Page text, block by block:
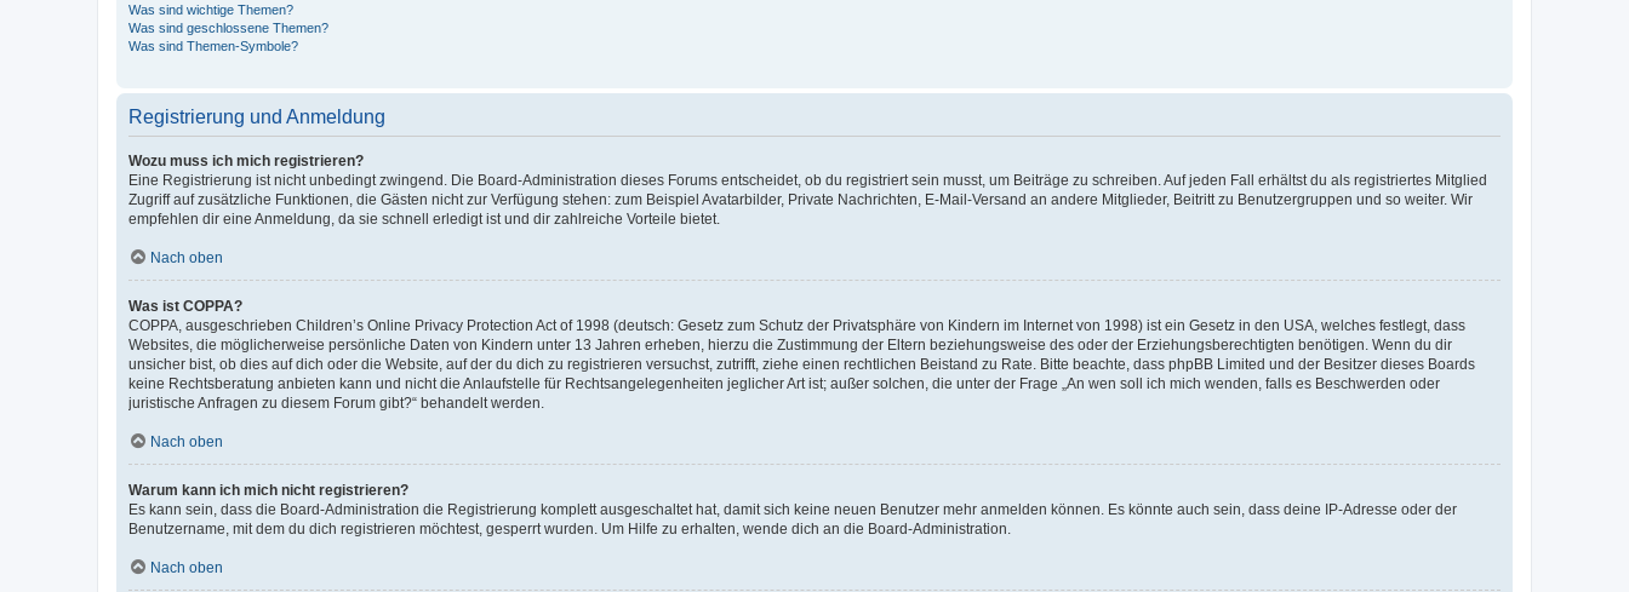
Was sind wichtige Themen?
Was sind geschlossene Themen?
Was sind Themen-Symbole?
Registrierung und Anmeldung
Wozu muss ich mich registrieren?
Eine Registrierung ist nicht unbedingt zwingend. Die Board-Administration dieses Forums entscheidet, ob du registriert sein musst, um Beiträge zu schreiben. Auf jeden Fall erhältst du als registriertes Mitglied
Zugriff auf zusätzliche Funktionen, die Gästen nicht zur Verfügung stehen: zum Beispiel Avatarbilder, Private Nachrichten, E-Mail-Versand an andere Mitglieder, Beitritt zu Benutzergruppen und so weiter. Wir
empfehlen dir eine Anmeldung, da sie schnell erledigt ist und dir zahlreiche Vorteile bietet.
Nach oben
Was ist COPPA?
COPPA, ausgeschrieben Children’s Online Privacy Protection Act of 1998 (deutsch: Gesetz zum Schutz der Privatsphäre von Kindern im Internet von 1998) ist ein Gesetz in den USA, welches festlegt, dass
Websites, die möglicherweise persönliche Daten von Kindern unter 13 Jahren erheben, hierzu die Zustimmung der Eltern beziehungsweise des oder der Erziehungsberechtigten benötigen. Wenn du dir
unsicher bist, ob dies auf dich oder die Website, auf der du dich zu registrieren versuchst, zutrifft, ziehe einen rechtlichen Beistand zu Rate. Bitte beachte, dass phpBB Limited und der Besitzer dieses Boards
keine Rechtsberatung anbieten kann und nicht die Anlaufstelle für Rechtsangelegenheiten jeglicher Art ist; außer solchen, die unter der Frage „An wen soll ich mich wenden, falls es Beschwerden oder
juristische Anfragen zu diesem Forum gibt?“ behandelt werden.
Nach oben
Warum kann ich mich nicht registrieren?
Es kann sein, dass die Board-Administration die Registrierung komplett ausgeschaltet hat, damit sich keine neuen Benutzer mehr anmelden können. Es könnte auch sein, dass deine IP-Adresse oder der
Benutzername, mit dem du dich registrieren möchtest, gesperrt wurden. Um Hilfe zu erhalten, wende dich an die Board-Administration.
Nach oben